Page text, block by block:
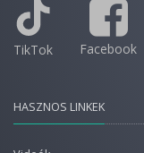
TikTok Facebook
HASZNOS LINKEK